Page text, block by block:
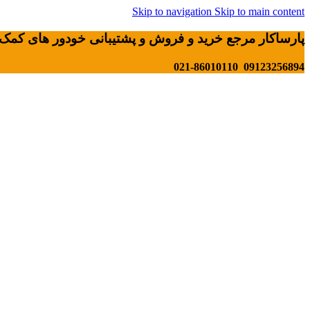
Skip to navigation Skip to main content
پارساکار مرجع خرید و فروش و پشتیبانی خودور های کمک
09123256894 021-86010110